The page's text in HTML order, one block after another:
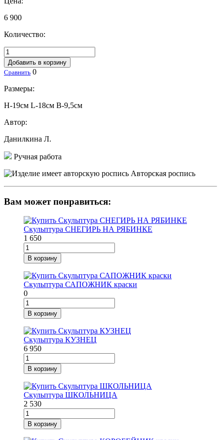
6 900
Количество:
Добавить в корзину
Сравнить 0
Размеры:
H-19см L-18см В-9,5см
Автор:
Данилкина Л.
Ручная работа
Авторская роспись
Вам может понравиться:
Скульптура СНЕГИРЬ НА РЯБИНКЕ
1 650
В корзину
Скульптура САПОЖНИК краски
0
В корзину
Скульптура КУЗНЕЦ
6 950
В корзину
Скульптура ШКОЛЬНИЦА
2 530
В корзину